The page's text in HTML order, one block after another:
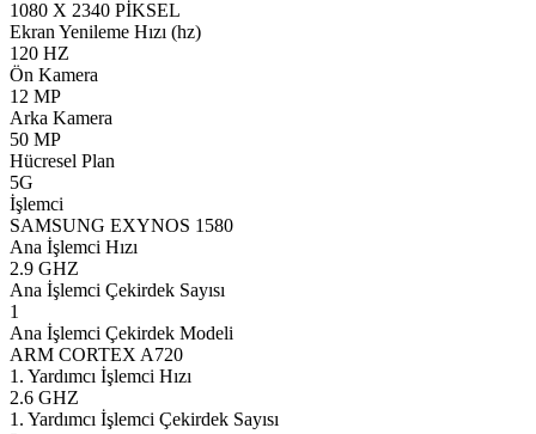
1080 X 2340 PİKSEL
Ekran Yenileme Hızı (hz)
120 HZ
Ön Kamera
12 MP
Arka Kamera
50 MP
Hücresel Plan
5G
İşlemci
SAMSUNG EXYNOS 1580
Ana İşlemci Hızı
2.9 GHZ
Ana İşlemci Çekirdek Sayısı
1
Ana İşlemci Çekirdek Modeli
ARM CORTEX A720
1. Yardımcı İşlemci Hızı
2.6 GHZ
1. Yardımcı İşlemci Çekirdek Sayısı